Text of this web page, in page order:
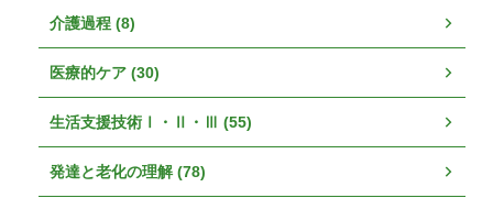
介護過程 (8)
医療的ケア (30)
生活支援技術Ⅰ・Ⅱ・Ⅲ (55)
発達と老化の理解 (78)